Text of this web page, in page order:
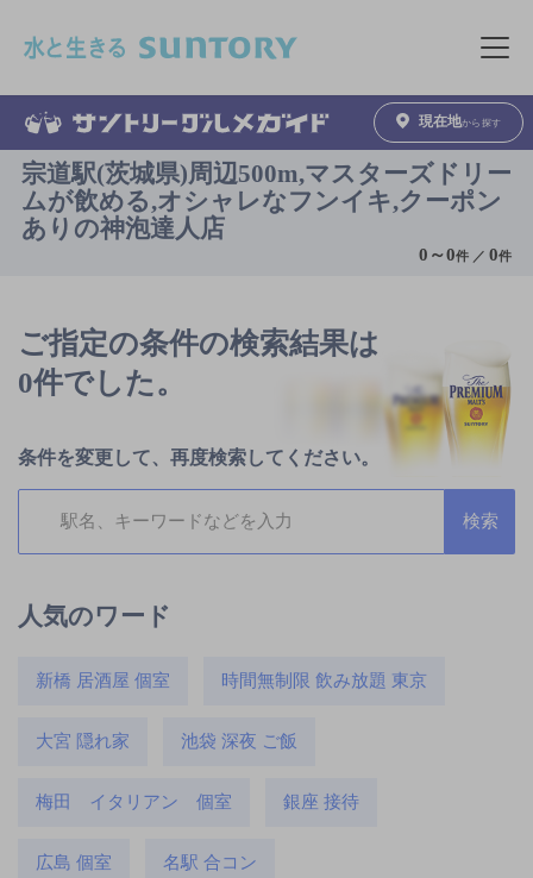
メニュ
現在地から探す
宗道駅(茨城県)周辺500m,マスターズドリー
ムが飲める,オシャレなフンイキ,クーポン
ありの神泡達人店
0 ～0件 ／0件
ご指定の条件の検索結果は
0件でした。
条件を変更して、再度検索してください。
人気のワード
新橋 居酒屋 個室 時間無制限 飲み放題 東京
大宮 隠れ家 池袋 深夜 ご飯
梅田 イタリアン 個室 銀座 接待
広島 個室 名駅 合コン